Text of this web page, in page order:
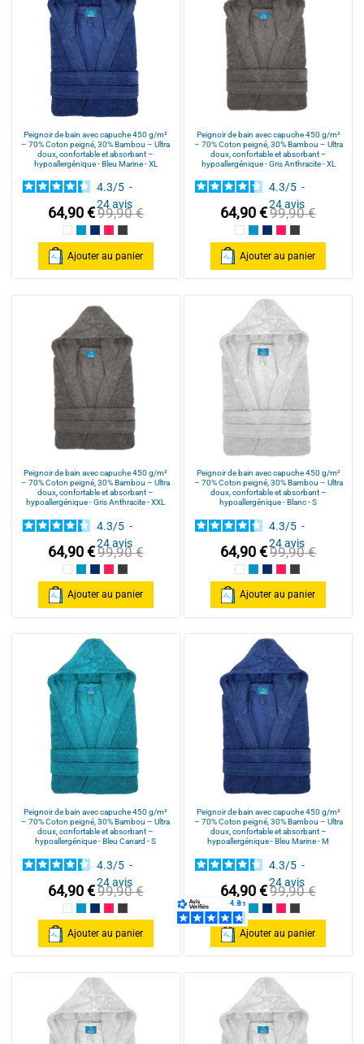
Peignoir de bain avec capuche 450 g/m²
– 70% Coton peigné, 30% Bambou – Ultra
doux, confortable et absorbant –
hypoallergénique - Bleu Marine - XL
4.3/5 -
24avis
64,90 €99,90 €
BlancBleu Canard
Bleu Marine
FuschiaGris Anthracite
Ajouter au panier
Peignoir de bain avec capuche 450 g/m²
– 70% Coton peigné, 30% Bambou – Ultra
doux, confortable et absorbant –
hypoallergénique - Gris Anthracite - XL
4.3/5 -
24avis
64,90 €99,90 €
BlancBleu Canard
Bleu Marine
FuschiaGris Anthracite
Ajouter au panier
Peignoir de bain avec capuche 450 g/m²
– 70% Coton peigné, 30% Bambou – Ultra
doux, confortable et absorbant –
hypoallergénique - Gris Anthracite - XXL
4.3/5 -
24avis
64,90 €99,90 €
BlancBleu Canard
Bleu Marine
FuschiaGris Anthracite
Ajouter au panier
Peignoir de bain avec capuche 450 g/m²
– 70% Coton peigné, 30% Bambou – Ultra
doux, confortable et absorbant –
hypoallergénique - Blanc - S
4.3/5 -
24avis
64,90 €99,90 €
BlancBleu Canard
Bleu Marine
FuschiaGris Anthracite
Ajouter au panier
Peignoir de bain avec capuche 450 g/m²
– 70% Coton peigné, 30% Bambou – Ultra
doux, confortable et absorbant –
hypoallergénique - Bleu Canard - S
4.3/5 -
24avis
64,90 €99,90 €
BlancBleu Canard
Bleu Marine
FuschiaGris Anthracite
Ajouter au panier
Peignoir de bain avec capuche 450 g/m²
– 70% Coton peigné, 30% Bambou – Ultra
doux, confortable et absorbant –
hypoallergénique - Bleu Marine - M
4.3/5 -
24avis
64,90 €99,90 €
BlancBleu Canard
Bleu Marine
FuschiaGris Anthracite
Ajouter au panier